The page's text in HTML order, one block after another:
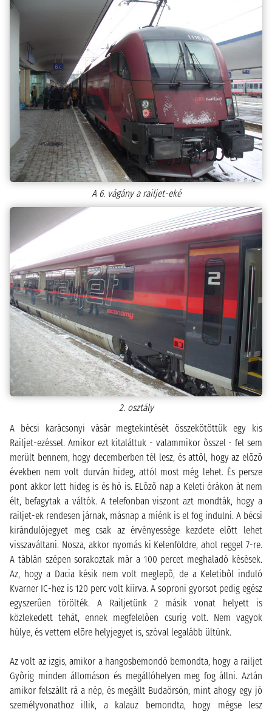
A 6. vágány a railjet-eké
2. osztály
A bécsi karácsonyi vásár megtekintését összekötöttük egy kis
Railjet-ezéssel. Amikor ezt kitaláltuk - valammikor õsszel - fel sem
merült bennem, hogy decemberben tél lesz, és attõl, hogy az elõzõ
években nem volt durván hideg, attól most még lehet. És persze
pont akkor lett hideg is és hó is. ELõzõ nap a Keleti órákon át nem
élt, befagytak a váltók. A telefonban viszont azt mondták, hogy a
railjet-ek rendesen járnak, másnap a miénk is el fog indulni. A bécsi
kirándulójegyet meg csak az érvényessége kezdete elõtt lehet
visszaváltani. Nosza, akkor nyomás ki Kelenföldre, ahol reggel 7-re.
A táblán szépen sorakoztak már a 100 percet meghaladó késések.
Az, hogy a Dacia késik nem volt meglepõ, de a Keletibõl induló
Kvarner IC-hez is 120 perc volt kiírva. A soproni gyorsot pedig egész
egyszerûen törölték. A Railjetünk 2 másik vonat helyett is
közlekedett tehát, ennek megfelelõen csurig volt. Nem vagyok
hülye, és vettem elõre helyjegyet is, szóval legalább ültünk.
Az volt az izgis, amikor a hangosbemondó bemondta, hogy a railjet
Gyõrig minden állomáson és megállóhelyen meg fog állni. Aztán
amikor felszállt rá a nép, és megállt Budaörsön, mint ahogy egy jó
személyvonathoz illik, a kalauz bemondta, hogy mégse lesz